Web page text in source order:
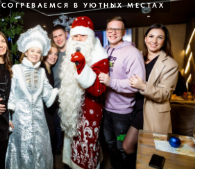
СОГРЕВАЕМСЯ В УЮТНЫХ МЕСТАХ